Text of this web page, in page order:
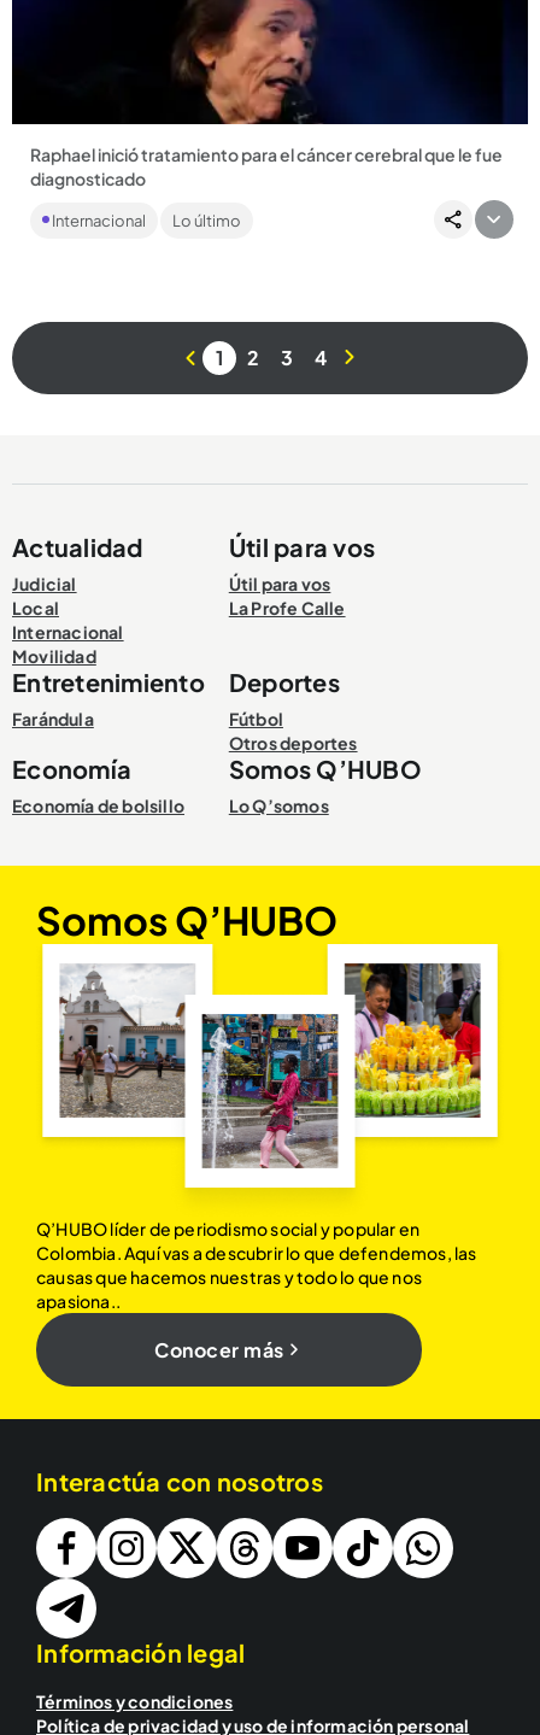
Compartir Noticia
Raphael inició tratamiento para el cáncer cerebral que le fue
diagnosticado
presentar síntomas neurológicos....
Internacional Lo último
1 2 3 4
Actualidad
Judicial
Local
Internacional
Movilidad
Útil para vos
Útil para vos
La Profe Calle
Entretenimiento
Farándula
Deportes
Fútbol
Otros deportes
Economía
Economía de bolsillo
Somos Q’HUBO
Lo Q’somos
Somos Q’HUBO
Q’HUBO líder de periodismo social y popular en
Colombia. Aquí vas a descubrir lo que defendemos, las
causas que hacemos nuestras y todo lo que nos
apasiona..
Conocer más
Interactúa con nosotros
Información legal
Términos y condiciones
Política de privacidad y uso de información personal